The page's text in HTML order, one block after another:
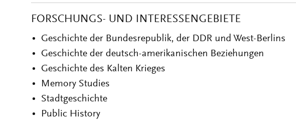
FORSCHUNGS- UND INTERESSENGEBIETE
Geschichte der Bundesrepublik, der DDR und West-Berlins
Geschichte der deutsch-amerikanischen Beziehungen
Geschichte des Kalten Krieges
Memory Studies
Stadtgeschichte
Public History